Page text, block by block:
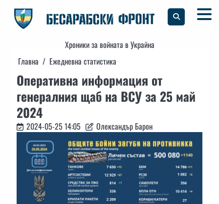
content
Хроники за войната в Украйна
Главна
Ежедневна статистика
Оперативна информация от
генералния щаб на ВСУ за 25 май
2024
2024-05-25 14:05 Олександър Барон